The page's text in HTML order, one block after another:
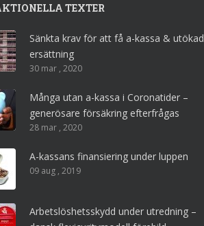
TEXTER
Sänkta krav för att få a-kassa & utökad
ersättning
30 mar , 2020
Många utan a-kassa i Coronatider –
generösare försäkring efterfrågas
28 mar , 2020
A-kassans finansiering under luppen
09 aug , 2019
Arbetslöshetsskydd under utredning –